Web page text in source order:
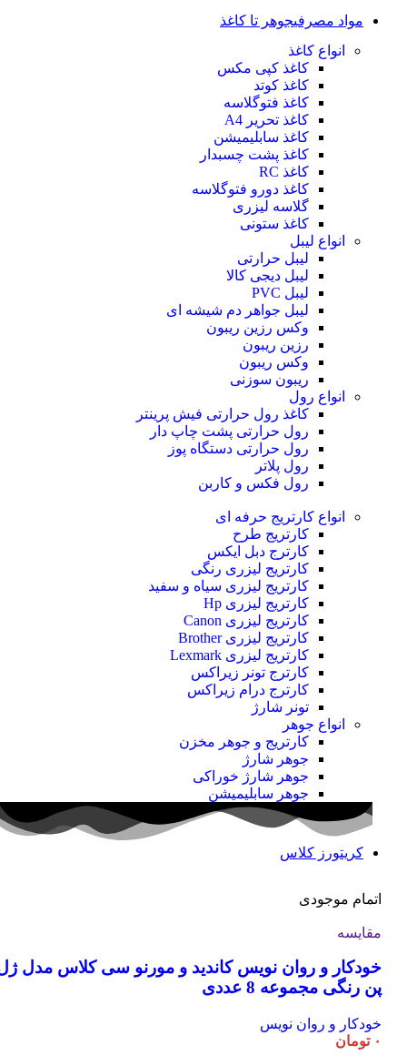
مواد مصرفیجوهر تا کاغذ
انواع کاغذ
کاغذ کپی مکس
کاغذ کوتد
کاغذ فتوگلاسه
کاغذ تحریر A4
کاغذ سابلیمیشن
کاغذ پشت چسبدار
کاغذ RC
کاغذ دورو فتوگلاسه
گلاسه لیزری
کاغذ ستونی
انواع لیبل
لیبل حرارتی
لیبل دیجی کالا
لیبل PVC
لیبل جواهر دم شیشه ای
وکس رزین ریبون
رزین ریبون
وکس ریبون
ریبون سوزنی
انواع رول
کاغذ رول حرارتی فیش پرینتر
رول حرارتی پشت چاپ دار
رول حرارتی دستگاه پوز
رول پلاتر
رول فکس و کاربن
انواع کارتریج حرفه ای
کارتریج طرح
کارترج دبل ایکس
کارتریج لیزری رنگی
کارتریج لیزری سیاه و سفید
کارتریج لیزری Hp
کارتریج لیزری Canon
کارتریج لیزری Brother
کارتریج لیزری Lexmark
کارترج تونر زیراکس
کارترج درام زیراکس
تونر شارژ
انواع جوهر
کارتریج و جوهر مخزن
جوهر شارژ
جوهر شارژ خوراکی
جوهر سابلیمیشن
کریتورز کلاس
اتمام موجودی
مقایسه
خودکار و روان نویس کاندید و مورنو سی کلاس مدل
پن رنگی مجموعه 8 عددی
خودکار و روان نویس
۰ تومان